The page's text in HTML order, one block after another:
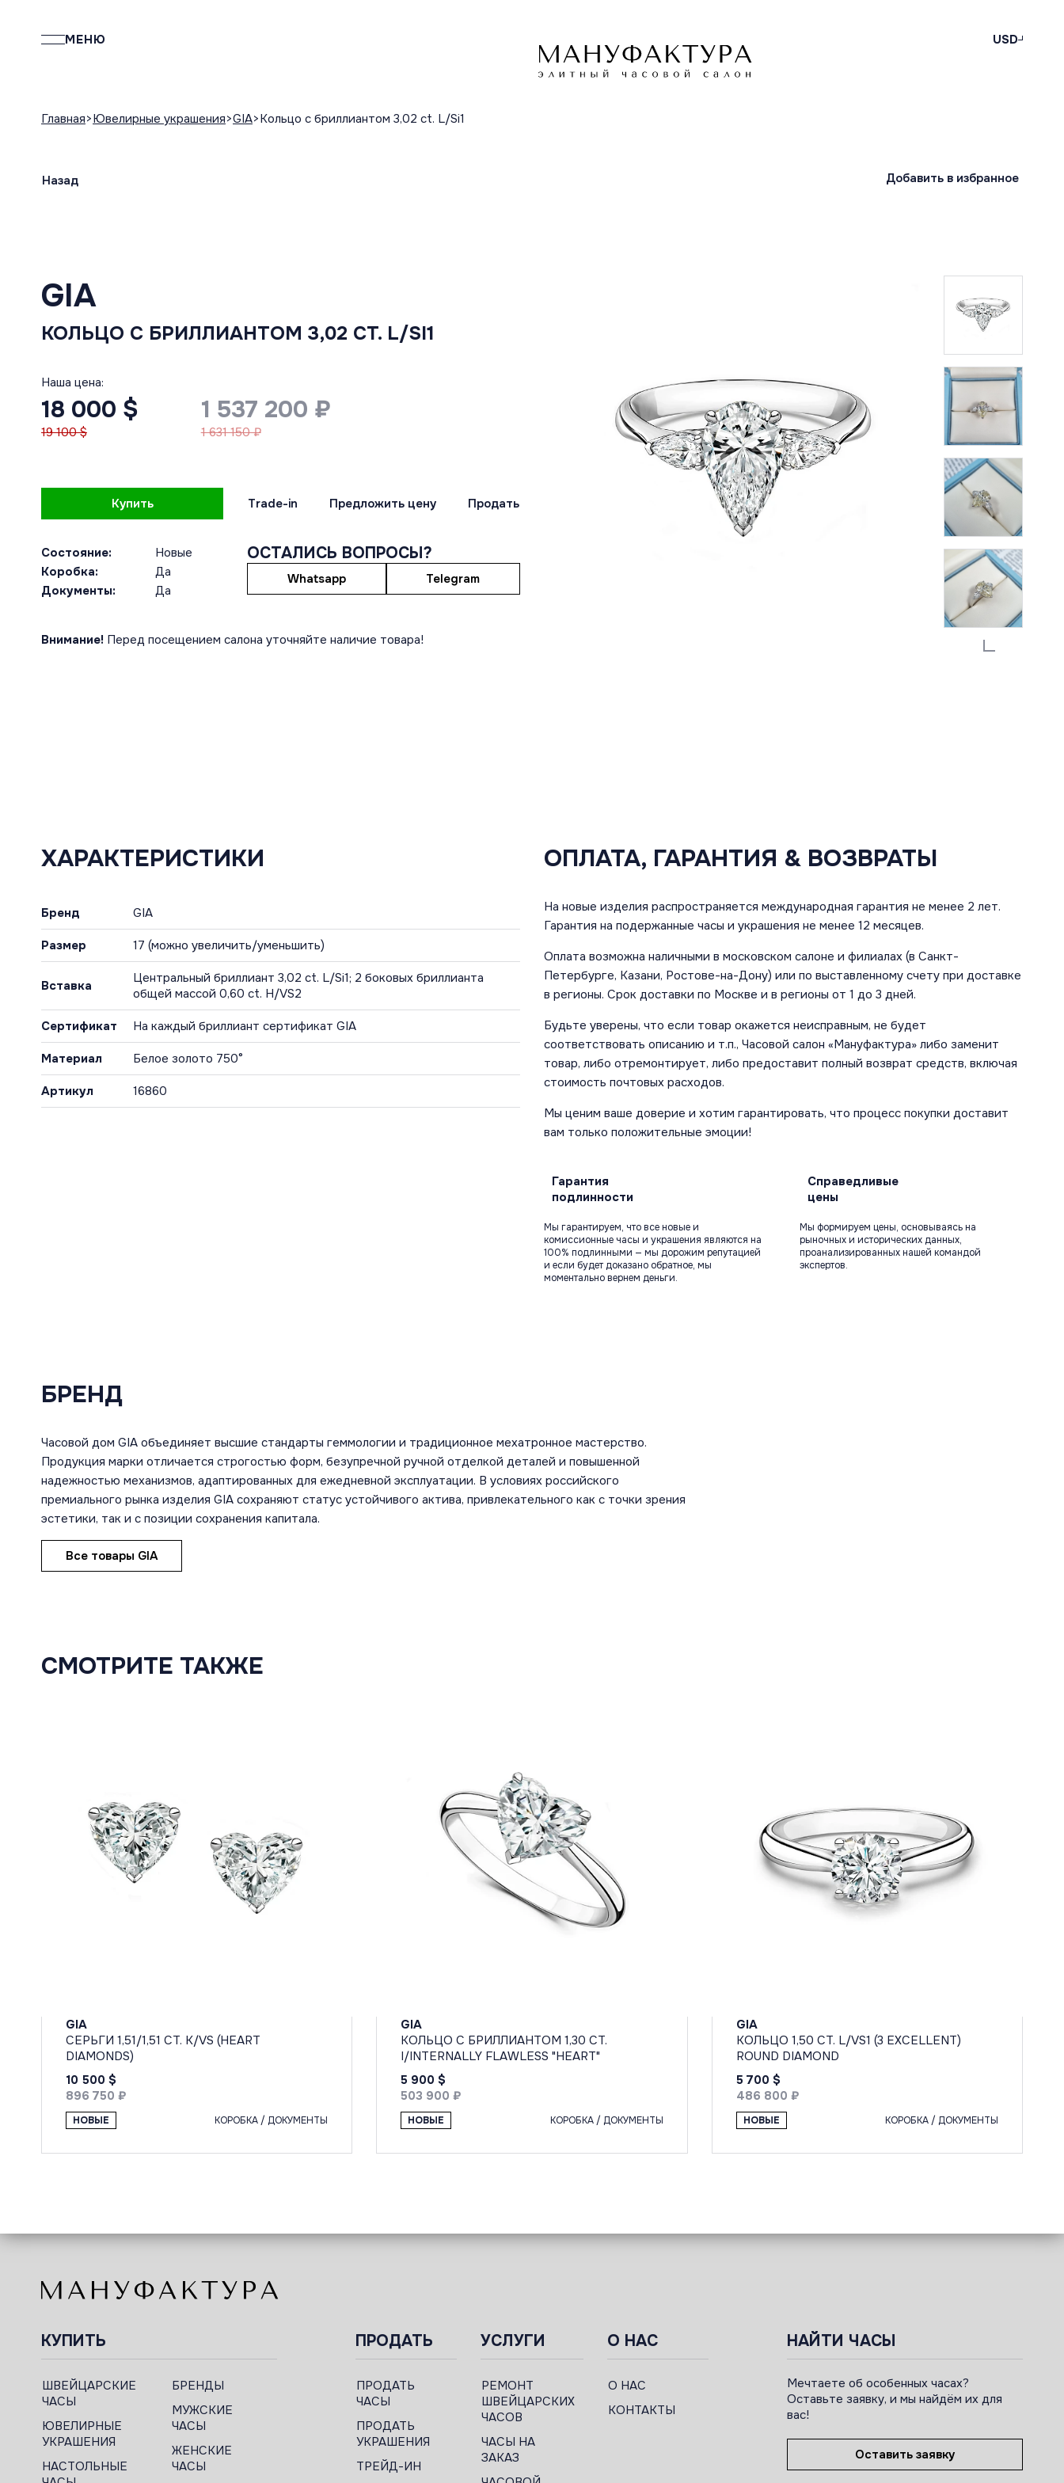
МЕНЮ USD
Главная Ювелирные украшения GIA Кольцо с бриллиантом 3,02 ct. L/Si1
Назад Добавить в избранное
GIA
КОЛЬЦО С БРИЛЛИАНТОМ 3,02 CT. L/SI1
Наша цена:
18 000 $
19 100 $
1 537 200 ₽
1 631 150 ₽
Купить Trade-in Предложить цену Продать
Состояние:
Новые
Коробка:
Да
Документы:
Да
ОСТАЛИСЬ ВОПРОСЫ?
Whatsapp Telegram
Внимание! Перед посещением салона уточняйте наличие товара!
ХАРАКТЕРИСТИКИ
Бренд GIA
Размер 17 (можно увеличить/уменьшить)
Вставка
Центральный бриллиант 3,02 сt. L/Si1; 2 боковых бриллианта
общей массой 0,60 ct. H/VS2
Сертификат На каждый бриллиант сертификат GIA
Материал Белое золото 750°
Артикул 16860
ОПЛАТА, ГАРАНТИЯ & ВОЗВРАТЫ
На новые изделия распространяется международная гарантия не менее 2 лет.
Гарантия на подержанные часы и украшения не менее 12 месяцев.
Оплата возможна наличными в московском салоне и филиалах (в Санкт-
Петербурге, Казани, Ростове-на-Дону) или по выставленному счету при доставке
в регионы. Срок доставки по Москве и в регионы от 1 до 3 дней.
Будьте уверены, что если товар окажется неисправным, не будет
соответствовать описанию и т.п., Часовой салон «Мануфактура» либо заменит
товар, либо отремонтирует, либо предоставит полный возврат средств, включая
стоимость почтовых расходов.
Мы ценим ваше доверие и хотим гарантировать, что процесс покупки доставит
вам только положительные эмоции!
Гарантия
подлинности
Мы гарантируем, что все новые и
комиссионные часы и украшения являются на
100% подлинными — мы дорожим репутацией
и если будет доказано обратное, мы
моментально вернем деньги.
Справедливые
цены
Мы формируем цены, основываясь на
рыночных и исторических данных,
проанализированных нашей командой
экспертов.
БРЕНД
Часовой дом GIA объединяет высшие стандарты геммологии и традиционное мехатронное мастерство.
Продукция марки отличается строгостью форм, безупречной ручной отделкой деталей и повышенной
надежностью механизмов, адаптированных для ежедневной эксплуатации. В условиях российского
премиального рынка изделия GIA сохраняют статус устойчивого актива, привлекательного как с точки зрения
эстетики, так и с позиции сохранения капитала.
Все товары GIA
СМОТРИТЕ ТАКЖЕ
GIA
СЕРЬГИ 1,51/1,51 CT. K/VS (HEART
DIAMONDS)
10 500 $
896 750 ₽
НОВЫЕ КОРОБКА / ДОКУМЕНТЫ
GIA
КОЛЬЦО С БРИЛЛИАНТОМ 1,30 CT.
I/INTERNALLY FLAWLESS "НЕАRT"
5 900 $
503 900 ₽
НОВЫЕ КОРОБКА / ДОКУМЕНТЫ
GIA
КОЛЬЦО 1,50 CT. L/VS1 (3 EXCELLENT)
ROUND DIAMOND
5 700 $
486 800 ₽
НОВЫЕ КОРОБКА / ДОКУМЕНТЫ
КУПИТЬ
ШВЕЙЦАРСКИЕ
ЧАСЫ
ЮВЕЛИРНЫЕ
УКРАШЕНИЯ
НАСТОЛЬНЫЕ
БРЕНДЫ
МУЖСКИЕ
ЧАСЫ
ЖЕНСКИЕ
ЧАСЫ
ПРОДАТЬ
ПРОДАТЬ
ЧАСЫ
ПРОДАТЬ
УКРАШЕНИЯ
ТРЕЙД-ИН
УСЛУГИ
РЕМОНТ
ШВЕЙЦАРСКИХ
ЧАСОВ
ЧАСЫ НА
ЗАКАЗ
О НАС
О НАС
КОНТАКТЫ
НАЙТИ ЧАСЫ
Мечтаете об особенных часах?
Оставьте заявку, и мы найдём их для
вас!
Оставить заявку